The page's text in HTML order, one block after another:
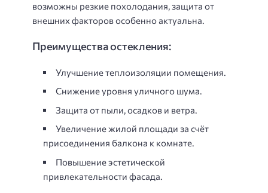
возможны резкие похолодания, защита от
внешних факторов особенно актуальна.
Преимущества остекления:
Улучшение теплоизоляции помещения.
Снижение уровня уличного шума.
Защита от пыли, осадков и ветра.
Увеличение жилой площади за счёт
присоединения балкона к комнате.
Повышение эстетической
привлекательности фасада.